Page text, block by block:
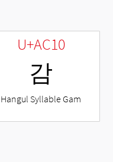
U+AC10
감
Hangul Syllable Gam